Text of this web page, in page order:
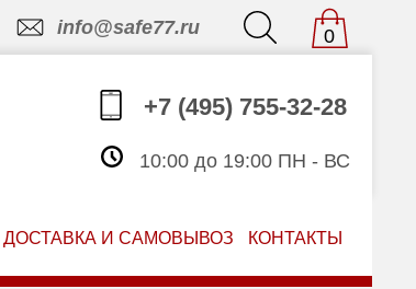
info@safe77.ru 0
+7 (495) 755-32-28
10:00 до 19:00 ПН - ВС
ДОСТАВКА И САМОВЫВОЗ КОНТАКТЫ